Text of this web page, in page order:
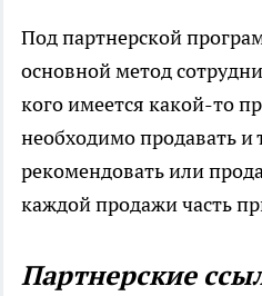
Под партнерской
основной метод
кого имеется какой-то
необходимо продавать и
рекомендовать или
каждой продажи часть
Партнерские